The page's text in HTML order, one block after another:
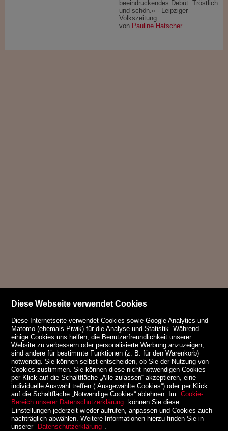
beeindruckendes Debüt. Tröstlich
und schön.« - Leipziger
Volkszeitung
von Pauline Hatscher
Diese Webseite verwendet Cookies
Diese Internetseite verwendet Cookies sowie Google Analytics und
Matomo (ehemals Piwik) für die Analyse und Statistik. Während
einige Cookies uns helfen, die Benutzerfreundlichkeit unserer
Website zu verbessern oder personalisierte Werbung anzuzeigen,
sind andere für bestimmte Funktionen (z. B. für den Warenkorb)
notwendig. Sie können selbst entscheiden, ob Sie der Nutzung von
Cookies zustimmen. Sie können diese nicht notwendigen Cookies
per Klick auf die Schaltfläche „Alle zulassen“ akzeptieren, eine
individuelle Auswahl treffen („Ausgewählte Cookies“) oder per Klick
auf die Schaltfläche „Notwendige Cookies“ ablehnen. Im
Cookie-
Bereich unserer Datenschutzerklärung können Sie diese
Einstellungen jederzeit wieder aufrufen, anpassen und Cookies auch
nachträglich abwählen. Weitere Informationen hierzu finden Sie in
unserer Datenschutzerklärung